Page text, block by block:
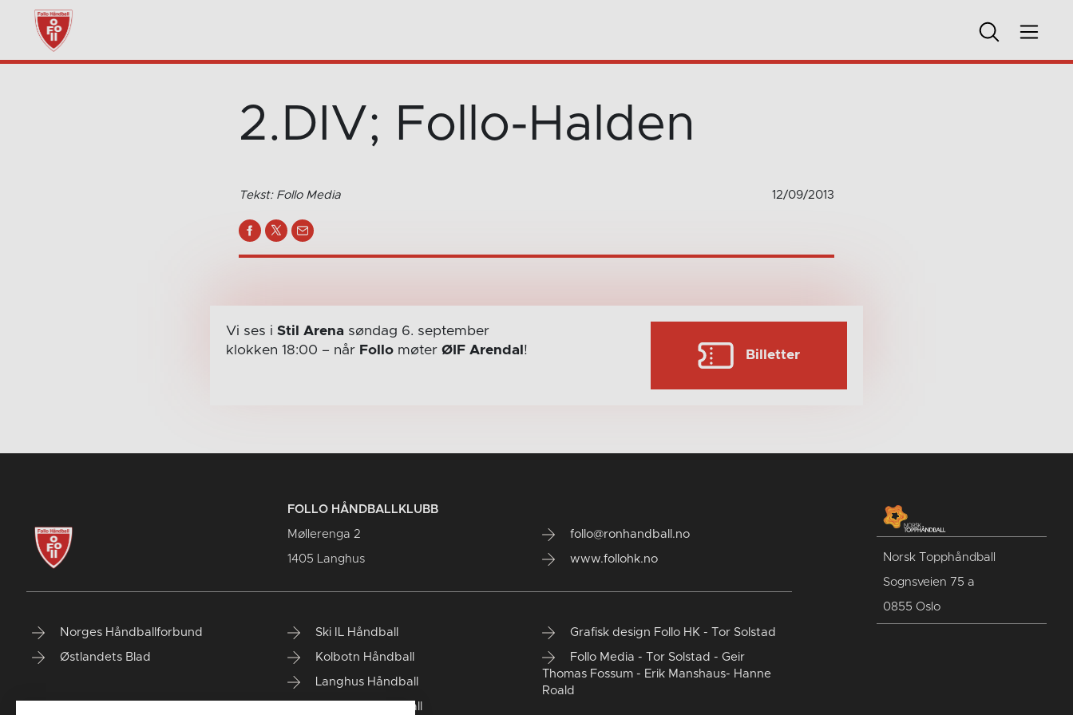
2.DIV; Follo-Halden
Tekst: Follo Media 12/09/2013
Vi ses i Stil Arenasøndag 6. september
klokken 18:00 – når Follomøter ØIF Arendal ! Billetter
FOLLO HÅNDBALLKLUBB
Møllerenga 2
1405 Langhus
follo@ronhandball.no
www.follohk.no
Norges Håndballforbund
Østlandets Blad
Ski IL Håndball
Kolbotn Håndball
Langhus Håndball
Siggerud Håndball
Grafisk design Follo HK - Tor Solstad
Follo Media - Tor Solstad - Geir
Thomas Fossum - Erik Manshaus- Hanne
Roald
Norsk Topphåndball
Sognsveien 75 a
0855 Oslo